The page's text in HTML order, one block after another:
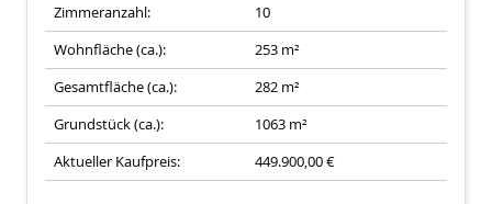
Zimmeranzahl:
10
Wohnfläche (ca.):
253 m²
Gesamtfläche (ca.):
282 m²
Grundstück (ca.):
1063 m²
Aktueller Kaufpreis:
449.900,00 €